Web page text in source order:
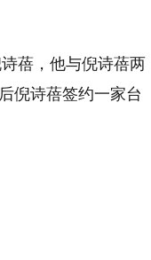
蓓，他与倪诗蓓两
倪诗蓓签约一家台